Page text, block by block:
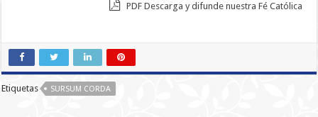
PDF Descarga y difunde nuestra Fé Católica
Etiquetas SURSUM CORDA